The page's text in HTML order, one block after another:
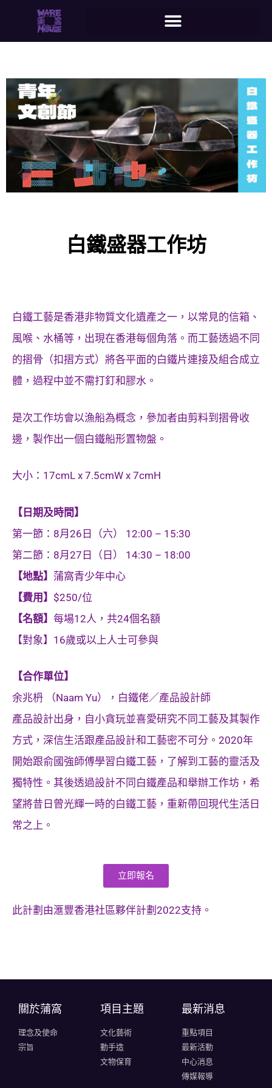
白鐵盛器工作坊
白鐵工藝是香港非物質文化遺產之一，以常見的信箱、
風喉、水桶等，出現在香港每個角落。而工藝透過不同
的摺骨（扣摺方式）將各平面的白鐵片連接及組合成立
體，過程中並不需打釘和膠水。
是次工作坊會以漁船為概念，參加者由剪料到摺骨收
邊，製作出一個白鐵船形置物盤。
大小：17cmL x 7.5cmW x 7cmH
【日期及時間】
第一節：8月26日（六） 12:00 – 15:30
第二節：8月27日（日） 14:30 – 18:00
【地點】 蒲窩青少年中心
【費用】 $250/位
【名額】 每場12人，共24個名額
【對象】16歲或以上人士可參與
【合作單位】
余兆枬 （Naam Yu），白鐵佬／產品設計師
產品設計出身，自小貪玩並喜愛研究不同工藝及其製作
方式，深信生活跟產品設計和工藝密不可分。2020年
開始跟俞國強師傅學習白鐵工藝，了解到工藝的靈活及
獨特性。其後透過設計不同白鐵產品和舉辦工作坊，希
望將昔日曾光輝一時的白鐵工藝，重新帶回現代生活日
常之上。
立即報名
此計劃由滙豐香港社區夥伴計劃2022支持。
關於蒲窩​
理念及使命
宗旨
項目主題
文化藝術
動手造
文物保育
最新消息
重點項目
最新活動
中心消息
傳媒報導